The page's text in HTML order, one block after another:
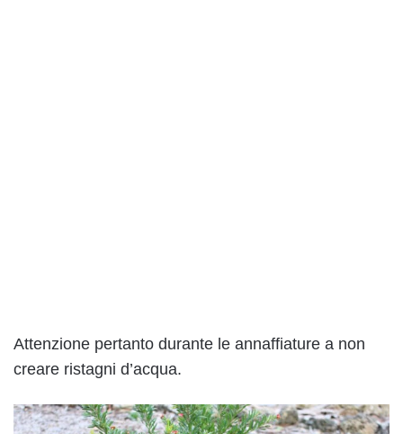
Attenzione pertanto durante le annaffiature a non
creare ristagni d’acqua.